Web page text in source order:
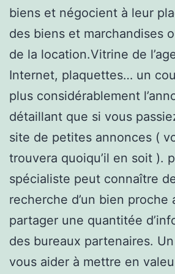
biens et négocient à leur
des biens et marchandises
de la location.Vitrine de
Internet, plaquettes… un
plus considérablement
détaillant que si vous
site de petites annonces (
trouvera quoiqu’il en soit ).
spécialiste peut connaître
recherche d’un bien proche
partager une quantitée
des bureaux partenaires.
vous aider à mettre en